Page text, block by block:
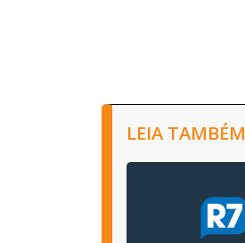
LEIA TAMBÉM